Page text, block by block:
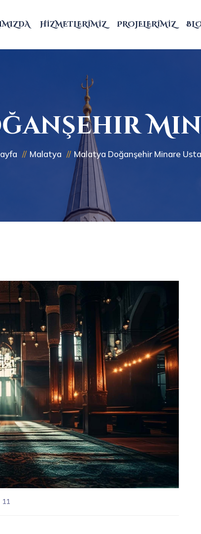
HIZMETLERIMIZ PROJELERIMIZ
Malatya Malatya Doğanşehir Minare
11